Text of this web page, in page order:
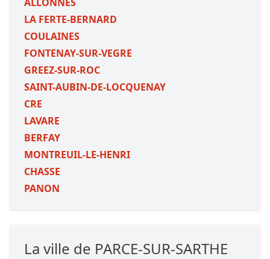
LA FERTE-BERNARD
COULAINES
FONTENAY-SUR-VEGRE
GREEZ-SUR-ROC
SAINT-AUBIN-DE-LOCQUENAY
CRE
LAVARE
BERFAY
MONTREUIL-LE-HENRI
CHASSE
PANON
La ville de PARCE-SUR-SARTHE